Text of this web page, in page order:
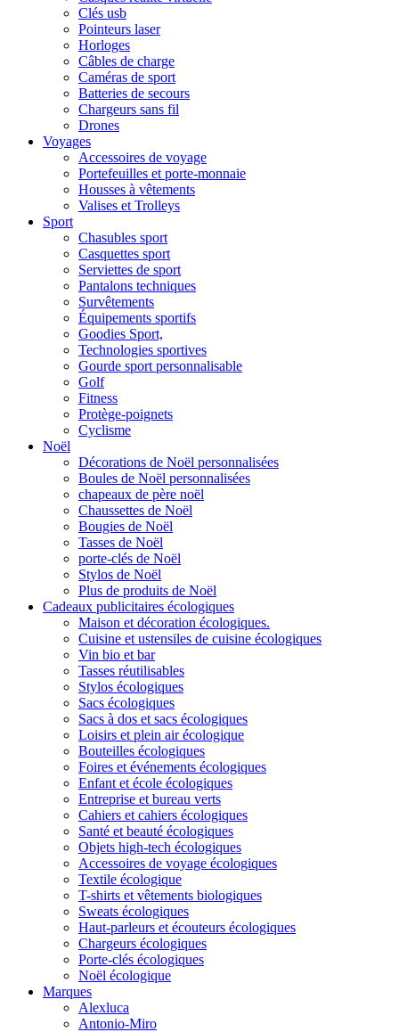
Clés usb
Pointeurs laser
Horloges
Câbles de charge
Caméras de sport
Batteries de secours
Chargeurs sans fil
Drones
Voyages
Accessoires de voyage
Portefeuilles et porte-monnaie
Housses à vêtements
Valises et Trolleys
Sport
Chasubles sport
Casquettes sport
Serviettes de sport
Pantalons techniques
Survêtements
Équipements sportifs
Goodies Sport,
Technologies sportives
Gourde sport personnalisable
Golf
Fitness
Protège-poignets
Cyclisme
Noël
Décorations de Noël personnalisées
Boules de Noël personnalisées
chapeaux de père noël
Chaussettes de Noël
Bougies de Noël
Tasses de Noël
porte-clés de Noël
Stylos de Noël
Plus de produits de Noël
Cadeaux publicitaires écologiques
Maison et décoration écologiques.
Cuisine et ustensiles de cuisine écologiques
Vin bio et bar
Tasses réutilisables
Stylos écologiques
Sacs écologiques
Sacs à dos et sacs écologiques
Loisirs et plein air écologique
Bouteilles écologiques
Foires et événements écologiques
Enfant et école écologiques
Entreprise et bureau verts
Cahiers et cahiers écologiques
Santé et beauté écologiques
Objets high-tech écologiques
Accessoires de voyage écologiques
Textile écologique
T-shirts et vêtements biologiques
Sweats écologiques
Haut-parleurs et écouteurs écologiques
Chargeurs écologiques
Porte-clés écologiques
Noël écologique
Marques
Alexluca
Antonio-Miro